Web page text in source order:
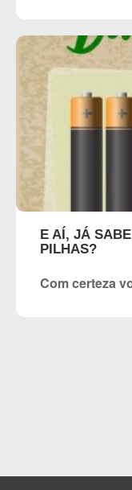
E AÍ, JÁ
PILHAS?
Com certeza